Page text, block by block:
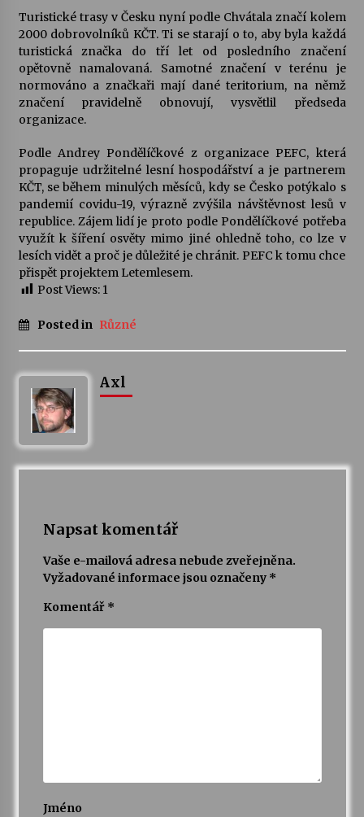
Turistické trasy v Česku nyní podle Chvátala značí kolem
2000 dobrovolníků KČT. Ti se starají o to, aby byla každá
turistická značka do tří let od posledního značení
opětovně namalovaná. Samotné značení v terénu je
normováno a značkaři mají dané teritorium, na němž
značení pravidelně obnovují, vysvětlil předseda
organizace.
Podle Andrey Pondělíčkové z organizace PEFC, která
propaguje udržitelné lesní hospodářství a je partnerem
KČT, se během minulých měsíců, kdy se Česko potýkalo s
pandemií covidu-19, výrazně zvýšila návštěvnost lesů v
republice. Zájem lidí je proto podle Pondělíčkové potřeba
využít k šíření osvěty mimo jiné ohledně toho, co lze v
lesích vidět a proč je důležité je chránit. PEFC k tomu chce
přispět projektem Letemlesem.
Post Views: 1
Posted in Různé
Axl
Napsat komentář
Vaše e-mailová adresa nebude zveřejněna.
Vyžadované informace jsou označeny *
Komentář *
Jméno